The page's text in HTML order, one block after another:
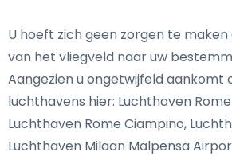
U hoeft zich geen zorgen te
van het vliegveld naar uw
Aangezien u ongetwijfeld aankomt
luchthavens hier: Luchthaven
Luchthaven Rome Ciampino,
Luchthaven Milaan Malpensa